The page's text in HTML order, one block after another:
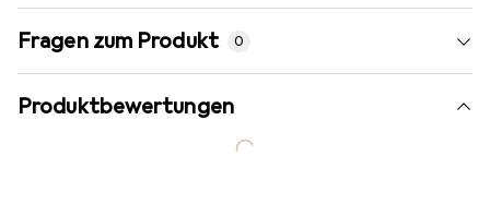
Fragen zum Produkt 0
Produktbewertungen